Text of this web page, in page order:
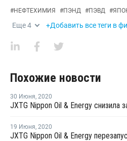
#НЕФТЕХИМИЯ #ПЭНД #ПЭВД #
Еще4 +Добавить все теги в
Похожие новости
30 Июня, 2020
19 Июня, 2020